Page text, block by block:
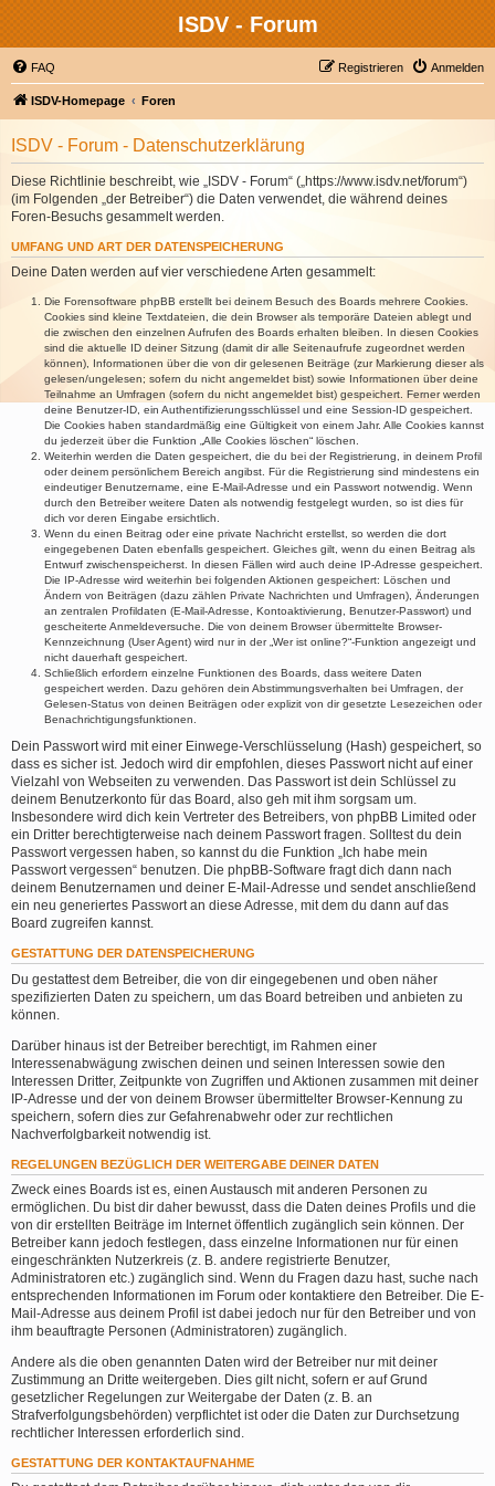
ISDV - Forum
FAQ Anmelden
Registrieren
ISDV-Homepage Foren
ISDV - Forum - Datenschutzerklärung
Diese Richtlinie beschreibt, wie „ISDV - Forum“ („https://www.isdv.net/forum“)
(im Folgenden „der Betreiber“) die Daten verwendet, die während deines
Foren-Besuchs gesammelt werden.
UMFANG UND ART DER DATENSPEICHERUNG
Deine Daten werden auf vier verschiedene Arten gesammelt:
Die Forensoftware phpBB erstellt bei deinem Besuch des Boards mehrere Cookies.
Cookies sind kleine Textdateien, die dein Browser als temporäre Dateien ablegt und
die zwischen den einzelnen Aufrufen des Boards erhalten bleiben. In diesen Cookies
sind die aktuelle ID deiner Sitzung (damit dir alle Seitenaufrufe zugeordnet werden
können), Informationen über die von dir gelesenen Beiträge (zur Markierung dieser als
gelesen/ungelesen; sofern du nicht angemeldet bist) sowie Informationen über deine
Teilnahme an Umfragen (sofern du nicht angemeldet bist) gespeichert. Ferner werden
deine Benutzer-ID, ein Authentifizierungsschlüssel und eine Session-ID gespeichert.
Die Cookies haben standardmäßig eine Gültigkeit von einem Jahr. Alle Cookies kannst
du jederzeit über die Funktion „Alle Cookies löschen“ löschen.
Weiterhin werden die Daten gespeichert, die du bei der Registrierung, in deinem Profil
oder deinem persönlichem Bereich angibst. Für die Registrierung sind mindestens ein
eindeutiger Benutzername, eine E-Mail-Adresse und ein Passwort notwendig. Wenn
durch den Betreiber weitere Daten als notwendig festgelegt wurden, so ist dies für
dich vor deren Eingabe ersichtlich.
Wenn du einen Beitrag oder eine private Nachricht erstellst, so werden die dort
eingegebenen Daten ebenfalls gespeichert. Gleiches gilt, wenn du einen Beitrag als
Entwurf zwischenspeicherst. In diesen Fällen wird auch deine IP-Adresse gespeichert.
Die IP-Adresse wird weiterhin bei folgenden Aktionen gespeichert: Löschen und
Ändern von Beiträgen (dazu zählen Private Nachrichten und Umfragen), Änderungen
an zentralen Profildaten (E-Mail-Adresse, Kontoaktivierung, Benutzer-Passwort) und
gescheiterte Anmeldeversuche. Die von deinem Browser übermittelte Browser-
Kennzeichnung (User Agent) wird nur in der „Wer ist online?“-Funktion angezeigt und
nicht dauerhaft gespeichert.
Schließlich erfordern einzelne Funktionen des Boards, dass weitere Daten
gespeichert werden. Dazu gehören dein Abstimmungsverhalten bei Umfragen, der
Gelesen-Status von deinen Beiträgen oder explizit von dir gesetzte Lesezeichen oder
Benachrichtigungsfunktionen.
Dein Passwort wird mit einer Einwege-Verschlüsselung (Hash) gespeichert, so
dass es sicher ist. Jedoch wird dir empfohlen, dieses Passwort nicht auf einer
Vielzahl von Webseiten zu verwenden. Das Passwort ist dein Schlüssel zu
deinem Benutzerkonto für das Board, also geh mit ihm sorgsam um.
Insbesondere wird dich kein Vertreter des Betreibers, von phpBB Limited oder
ein Dritter berechtigterweise nach deinem Passwort fragen. Solltest du dein
Passwort vergessen haben, so kannst du die Funktion „Ich habe mein
Passwort vergessen“ benutzen. Die phpBB-Software fragt dich dann nach
deinem Benutzernamen und deiner E-Mail-Adresse und sendet anschließend
ein neu generiertes Passwort an diese Adresse, mit dem du dann auf das
Board zugreifen kannst.
GESTATTUNG DER DATENSPEICHERUNG
Du gestattest dem Betreiber, die von dir eingegebenen und oben näher
spezifizierten Daten zu speichern, um das Board betreiben und anbieten zu
können.
Darüber hinaus ist der Betreiber berechtigt, im Rahmen einer
Interessenabwägung zwischen deinen und seinen Interessen sowie den
Interessen Dritter, Zeitpunkte von Zugriffen und Aktionen zusammen mit deiner
IP-Adresse und der von deinem Browser übermittelter Browser-Kennung zu
speichern, sofern dies zur Gefahrenabwehr oder zur rechtlichen
Nachverfolgbarkeit notwendig ist.
REGELUNGEN BEZÜGLICH DER WEITERGABE DEINER DATEN
Zweck eines Boards ist es, einen Austausch mit anderen Personen zu
ermöglichen. Du bist dir daher bewusst, dass die Daten deines Profils und die
von dir erstellten Beiträge im Internet öffentlich zugänglich sein können. Der
Betreiber kann jedoch festlegen, dass einzelne Informationen nur für einen
eingeschränkten Nutzerkreis (z. B. andere registrierte Benutzer,
Administratoren etc.) zugänglich sind. Wenn du Fragen dazu hast, suche nach
entsprechenden Informationen im Forum oder kontaktiere den Betreiber. Die E-
Mail-Adresse aus deinem Profil ist dabei jedoch nur für den Betreiber und von
ihm beauftragte Personen (Administratoren) zugänglich.
Andere als die oben genannten Daten wird der Betreiber nur mit deiner
Zustimmung an Dritte weitergeben. Dies gilt nicht, sofern er auf Grund
gesetzlicher Regelungen zur Weitergabe der Daten (z. B. an
Strafverfolgungsbehörden) verpflichtet ist oder die Daten zur Durchsetzung
rechtlicher Interessen erforderlich sind.
GESTATTUNG DER KONTAKTAUFNAHME